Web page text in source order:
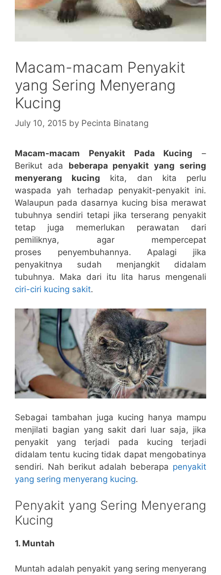
Macam-macam Penyakit
yang Sering Menyerang
Kucing
July 10, 2015 by Pecinta Binatang
Macam-macam Penyakit Pada Kucing –
Berikut ada beberapa penyakit yang sering
menyerang kucing kita, dan kita perlu
waspada yah terhadap penyakit-penyakit ini.
Walaupun pada dasarnya kucing bisa merawat
tubuhnya sendiri tetapi jika terserang penyakit
tetap juga memerlukan perawatan dari
pemiliknya, agar mempercepat
proses penyembuhannya. Apalagi jika
penyakitnya sudah menjangkit didalam
tubuhnya. Maka dari itu lita harus mengenali
ciri-ciri kucing sakit.
Sebagai tambahan juga kucing hanya mampu
menjilati bagian yang sakit dari luar saja, jika
penyakit yang terjadi pada kucing terjadi
didalam tentu kucing tidak dapat mengobatinya
sendiri. Nah berikut adalah beberapa penyakit
yang sering menyerang kucing.
Penyakit yang Sering Menyerang
Kucing
1. Muntah
Muntah adalah penyakit yang sering menyerang